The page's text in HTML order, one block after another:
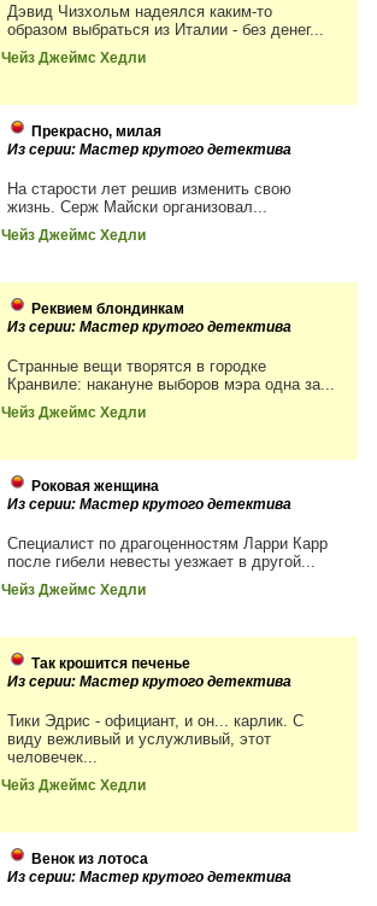
Дэвид Чизхольм надеялся каким-то
образом выбраться из Италии - без денег...
Чейз Джеймс Хедли
Прекрасно, милая
Из серии: Мастер крутого детектива
На старости лет решив изменить свою
жизнь. Серж Майски организовал...
Чейз Джеймс Хедли
Реквием блондинкам
Из серии: Мастер крутого детектива
Странные вещи творятся в городке
Кранвиле: накануне выборов мэра одна за...
Чейз Джеймс Хедли
Роковая женщина
Из серии: Мастер крутого детектива
Специалист по драгоценностям Ларри Карр
после гибели невесты уезжает в другой...
Чейз Джеймс Хедли
Так крошится печенье
Из серии: Мастер крутого детектива
Тики Эдрис - официант, и он... карлик. С
виду вежливый и услужливый, этот
человечек...
Чейз Джеймс Хедли
Венок из лотоса
Из серии: Мастер крутого детектива